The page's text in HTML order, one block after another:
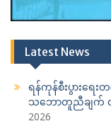
Latest News
ရန်ကုန်စီးပွားရေ
သဘောတူညီချက်
2026